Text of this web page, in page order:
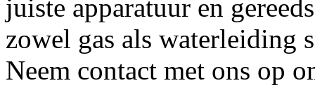
juiste apparatuur en
zowel gas als waterleiding
Neem contact met ons op